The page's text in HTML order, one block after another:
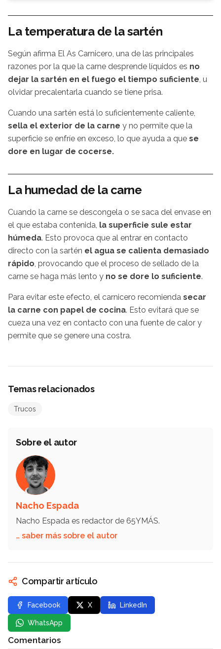
La temperatura de la sartén
Según afirma El As Carnicero, una de las principales
razones por la que la carne desprende líquidos es no
dejar la sartén en el fuego el tiempo suficiente, u
olvidar precalentarla cuando se tiene prisa.
Cuando una sartén está lo suficientemente caliente,
sella el exterior de la carne y no permite que la
superficie se enfríe en exceso, lo que ayuda a que se
dore en lugar de cocerse.
La humedad de la carne
Cuando la carne se descongela o se saca del envase en
el que estaba contenida, la superficie sule estar
húmeda. Esto provoca que al entrar en contacto
directo con la sartén el agua se calienta demasiado
rápido, provocando que el proceso de sellado de la
carne se haga más lento y no se dore lo suficiente.
Para evitar este efecto, el carnicero recomienda secar
la carne con papel de cocina. Esto evitará que se
cueza una vez en contacto con una fuente de calor y
permite que se genere una costra.
Temas relacionados
Trucos
Sobre el autor
Nacho Espada
Nacho Espada es redactor de 65YMÁS.
… saber más sobre el autor
Compartir artículo
Facebook X LinkedIn
WhatsApp
Comentarios